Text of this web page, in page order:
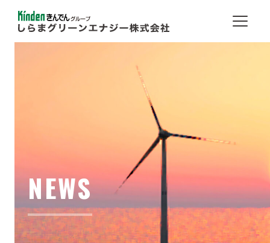
地域のみなさまと共に
取り組み事例
お知らせ
NEWS